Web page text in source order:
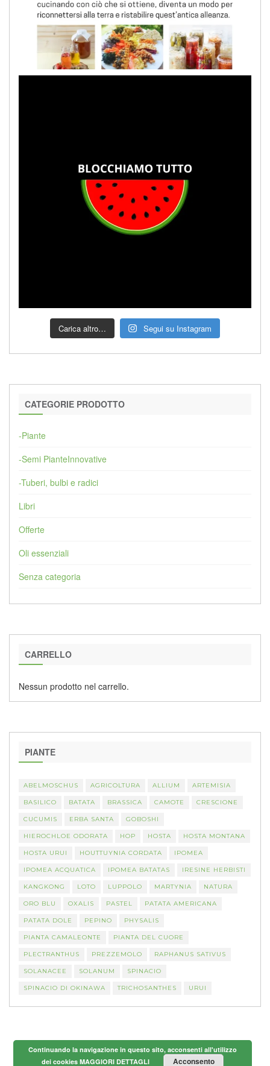
Carica altro… Segui su Instagram
CATEGORIE PRODOTTO
-Piante
-Semi PianteInnovative
-Tuberi, bulbi e radici
Libri
Offerte
Oli essenziali
Senza categoria
CARRELLO
Nessun prodotto nel carrello.
PIANTE
ABELMOSCHUS AGRICOLTURA ALLIUM ARTEMISIA
BASILICO BATATA BRASSICA CAMOTE CRESCIONE
CUCUMIS ERBA SANTA GOBOSHI
HIEROCHLOE ODORATA HOP HOSTA HOSTA MONTANA
HOSTA URUI HOUTTUYNIA CORDATA IPOMEA
IPOMEA ACQUATICA IPOMEA BATATAS IRESINE HERBISTI
KANGKONG LOTO LUPPOLO MARTYNIA NATURA
ORO BLU OXALIS PASTEL PATATA AMERICANA
PATATA DOLE PEPINO PHYSALIS
PIANTA CAMALEONTE PIANTA DEL CUORE
PLECTRANTHUS PREZZEMOLO RAPHANUS SATIVUS
SOLANACEE SOLANUM SPINACIO
SPINACIO DI OKINAWA TRICHOSANTHES URUI
Continuando la navigazione in questo sito, acconsenti all'utilizzo
dei cookiesMAGGIORI DETTAGLI Acconsento